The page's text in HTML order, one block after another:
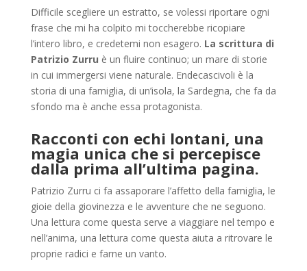
Difficile scegliere un estratto, se volessi riportare ogni
frase che mi ha colpito mi toccherebbe ricopiare
l’intero libro, e credetemi non esagero. La scrittura di
Patrizio Zurru è un fluire continuo; un mare di storie
in cui immergersi viene naturale. Endecascivoli è la
storia di una famiglia, di un’isola, la Sardegna, che fa da
sfondo ma è anche essa protagonista.
Racconti con echi lontani, una
magia unica che si percepisce
dalla prima all’ultima pagina.
Patrizio Zurru ci fa assaporare l’affetto della famiglia, le
gioie della giovinezza e le avventure che ne seguono.
Una lettura come questa serve a viaggiare nel tempo e
nell’anima, una lettura come questa aiuta a ritrovare le
proprie radici e farne un vanto.